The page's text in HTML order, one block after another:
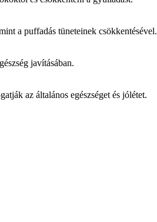
a puffadás tüneteinek csökkentésével.
javításában.
az általános egészséget és jólétet.